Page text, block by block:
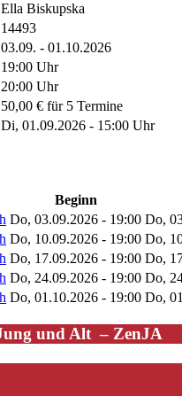
Ella Biskupska
14493
03.09. - 01.10.2026
19:00 Uhr
20:00 Uhr
50,00 € für 5 Termine
Di, 01.09.2026 - 15:00 Uhr
Beginn
Do, 03.09.2026 - 19:00 Do,
Do, 10.09.2026 - 19:00 Do,
Do, 17.09.2026 - 19:00 Do,
Do, 24.09.2026 - 19:00 Do,
Do, 01.10.2026 - 19:00 Do,
und Alt – ZenJA